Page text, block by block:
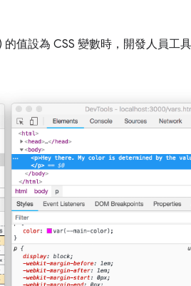
的值設為 CSS 變數時，開發人員工